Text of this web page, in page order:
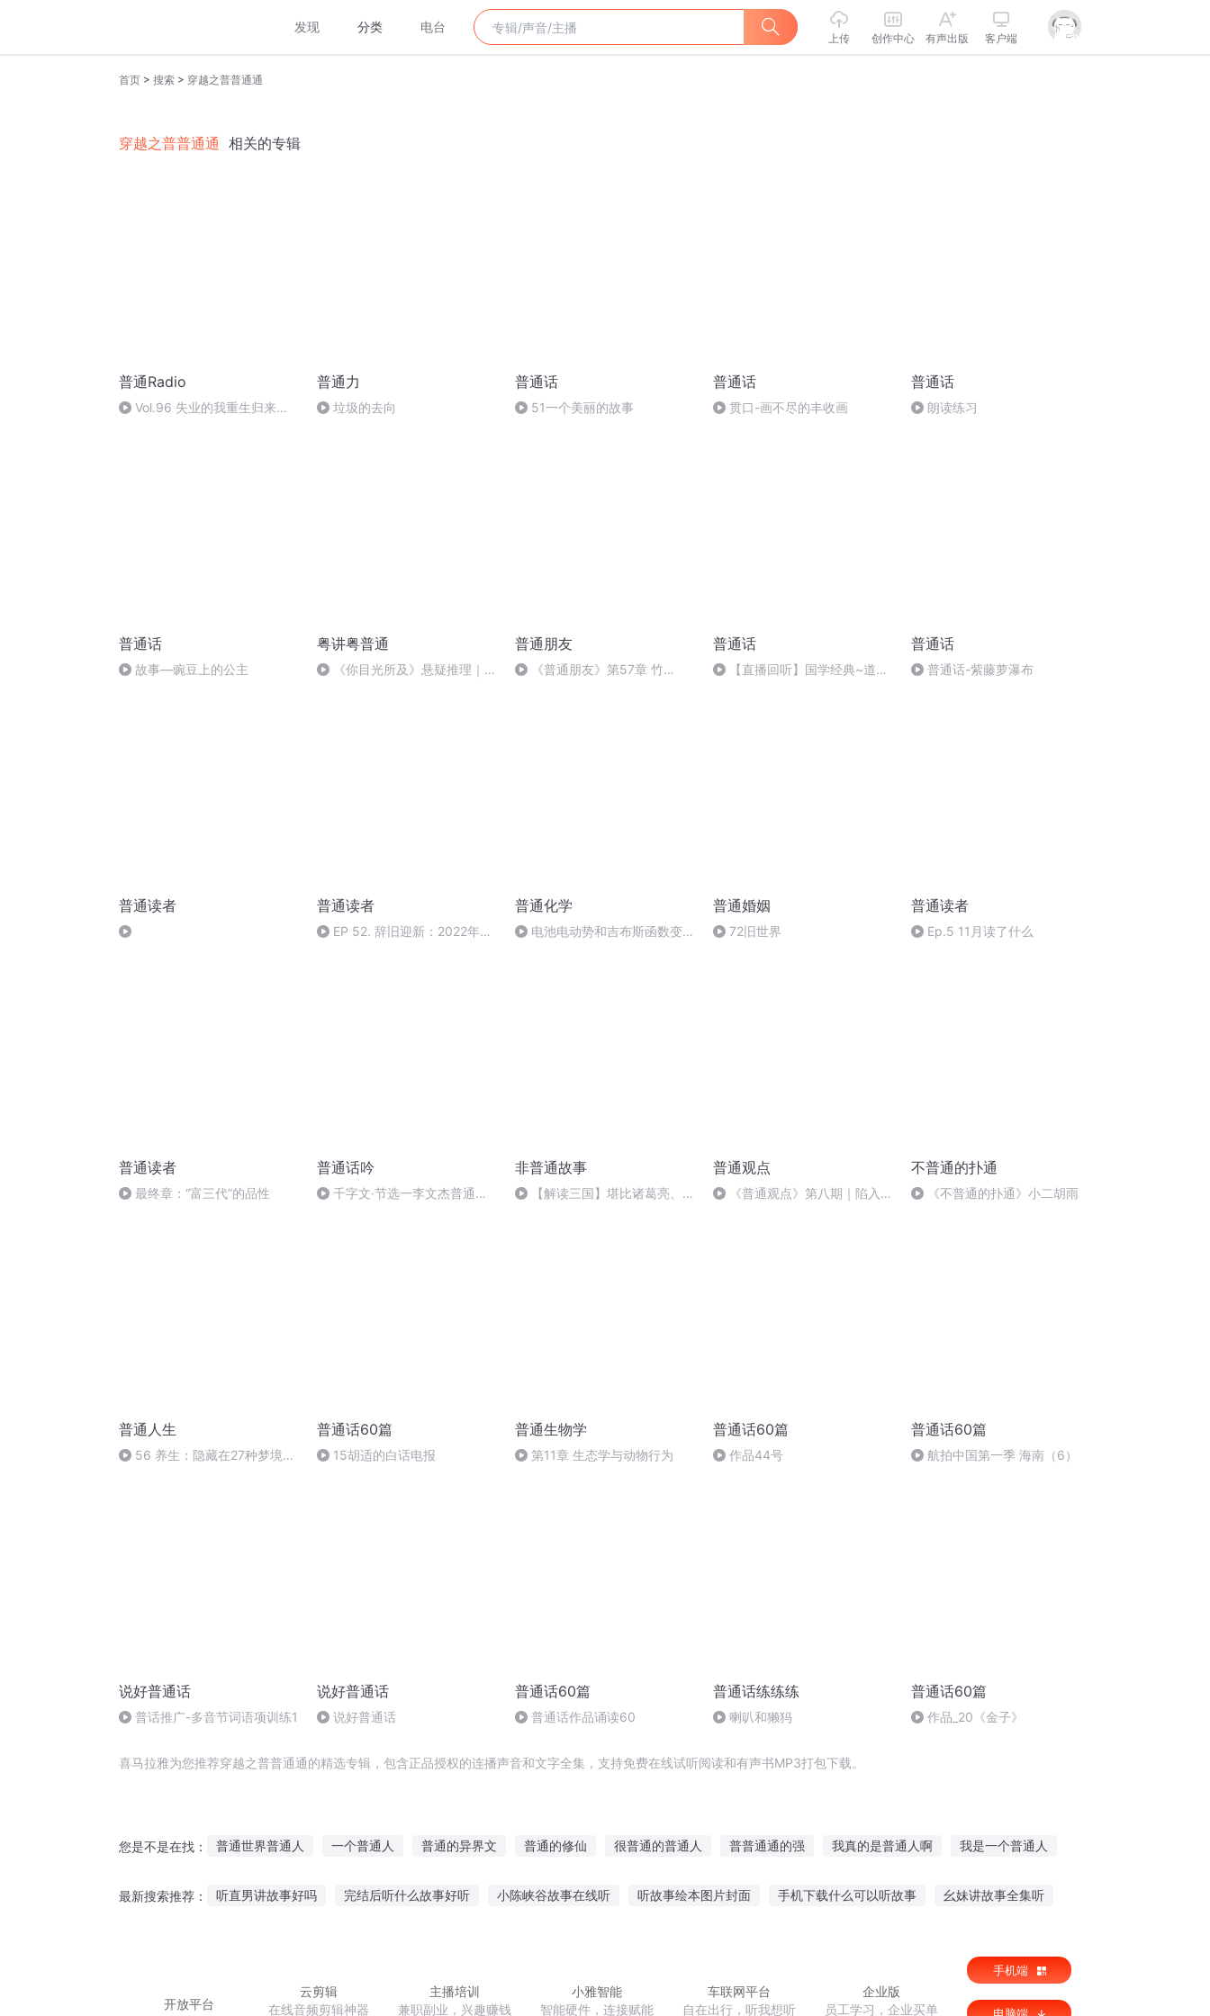
发现 分类 电台
上传 创作中心 有声出版 客户端
首页 > 搜索 > 穿越之普普通通
穿越之普普通通 相关的专辑
普通Radio
Vol.96 失业的我重生归来，
普通力
垃圾的去向
普通话
51一个美丽的故事
普通话
贯口-画不尽的丰收画
普通话
朗读练习
普通话
故事—豌豆上的公主
粤讲粤普通
《你目光所及》悬疑推理｜粤
普通朋友
《普通朋友》第57章 竹
普通话
【直播回听】国学经典~道德
普通话
普通话-紫藤萝瀑布
普通读者 普通读者
EP 52. 辞旧迎新：2022年最
普通化学
电池电动势和吉布斯函数变的
普通婚姻
72旧世界
普通读者
Ep.5 11月读了什么
普通读者
最终章：“富三代”的品性
普通话吟
千字文·节选一李文杰普通话
非普通故事
【解读三国】堪比诸葛亮、不
普通观点
《普通观点》第八期｜陷入风
不普通的扑通
《不普通的扑通》小二胡雨
普通人生
56 养生：隐藏在27种梦境里
普通话60篇
15胡适的白话电报
普通生物学
第11章 生态学与动物行为
普通话60篇
作品44号
普通话60篇
航拍中国第一季 海南（6）
说好普通话
普话推广-多音节词语项训练1
说好普通话
说好普通话
普通话60篇
普通话作品诵读60
普通话练练练
喇叭和獭犸
普通话60篇
作品_20《金子》
喜马拉雅为您推荐穿越之普普通通的精选专辑，包含正品授权的连播声音和文字全集，支持免费在线试听阅读和有声书MP3打包下载。
您是不是在找： 普通世界普通人 一个普通人 普通的异界文 普通的修仙 很普通的普通人 普普通通的强 我真的是普通人啊 我是一个普通人
最新搜索推荐： 听直男讲故事好吗 完结后听什么故事好听 小陈峡谷故事在线听 听故事绘本图片封面 手机下载什么可以听故事 幺妹讲故事全集听
开放平台
云剪辑
在线音频剪辑神器
主播培训
兼职副业，兴趣赚钱
小雅智能
智能硬件，连接赋能
车联网平台
自在出行，听我想听
企业版
员工学习，企业买单
手机端